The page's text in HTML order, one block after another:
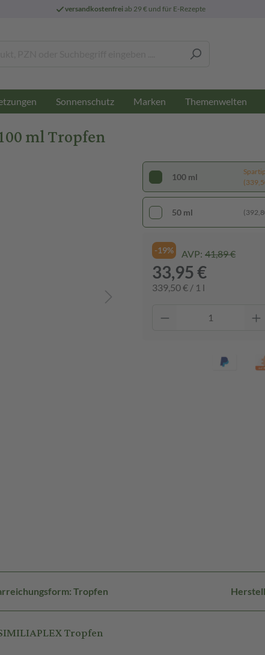
versandkostenfreiab 29 € und für E-Rezepte
Sonnenschutz Marken Themenwelten
ml Tropfen
100 ml
50 ml
-19% AVP: 41,89 €
33,95 €
339,50 € / 1 l
Tropfen
Tropfen